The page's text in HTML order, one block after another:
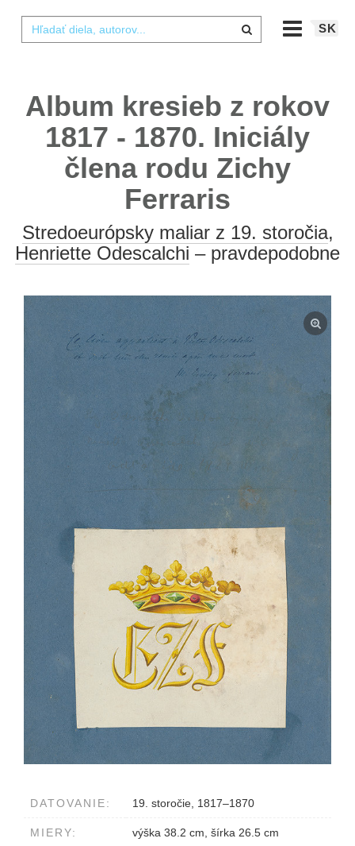
SK
Album kresieb z rokov
1817 - 1870. Iniciály
člena rodu Zichy
Ferraris
Stredoeurópsky maliar z 19. storočia,
Henriette Odescalchi – pravdepodobne
DATOVANIE: 19. storočie, 1817–1870
MIERY: výška 38.2 cm, šírka 26.5 cm